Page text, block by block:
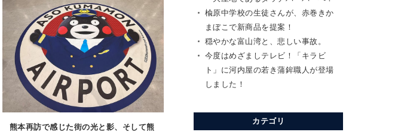
熊本再訪で感じた街の光と影、そして熊
楡原中学校の生徒さんが、赤巻きか
まぼこで新商品を提案！
穏やかな富山湾と、悲しい事故。
今度はめざましテレビ！「キラビ
ト」に河内屋の若き蒲鉾職人が登場
しました！
カテゴリ